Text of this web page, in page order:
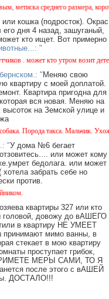
среднего размера,
кошка (подросток). Окрас
дня 4 назад, зашуганый,
кто ищет. Вот примерно
"
. может кто утром возит
"Меняю свою
квартиру с моей доплатой.
Квартира пригодна для
вся новая. Меняю на
на Земской улице и
Порода такса. Мальчик.
"У дома №6 бегает
или может кому
бедолага. или может
хотела забрать себе но
против.
квартиры 327 или кто
головой, довожу до вАШЕГО
в квартиру НЕ УМЕЕТ
мимо ванны, в
стекает в мою квартиру
проступает грибок,
МЕРЫ САМИ, ТО Я
после этого с вАШЕЙ
ДОСТАЛО!!!